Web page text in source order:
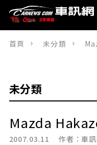
首頁 未分類
未分類
Mazda
2007.03.11 作者：車